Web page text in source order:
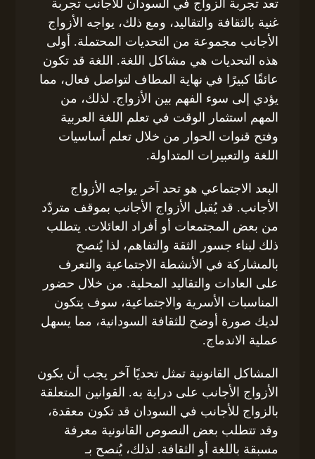
تعد تجربة الزواج في السودان للأجانب تجربة
غنية بالثقافة والتقاليد، ومع ذلك، يواجه الأزواج
الأجانب مجموعة من التحديات المحتملة. أولى
هذه التحديات هي مشاكل اللغة. اللغة قد تكون
عائقًا كبيرًا في نهاية المطاف لتواصل فعال، مما
يؤدي إلى سوء الفهم بين الأزواج. لذلك، من
المهم استثمار الوقت في تعلم اللغة العربية
وفتح قنوات الحوار من خلال تعلم أساسيات
اللغة والتعبيرات المتداولة.
البعد الاجتماعي هو تحد آخر يواجه الأزواج
الأجانب. قد يُقبل الأزواج الأجانب بموقف متردّد
من بعض المجتمعات أو أفراد العائلات. يتطلب
ذلك لبناء جسور الثقة والتفاهم، لذا يُنصح
بالمشاركة في الأنشطة الاجتماعية والتعرف
على العادات والتقاليد المحلية. من خلال حضور
المناسبات الأسرية والاجتماعية، سوف يتكون
لديك صورة أوضح للثقافة السودانية، مما يسهل
عملية الاندماج.
المشاكل القانونية تمثل تحديًا آخر يجب أن يكون
الأزواج الأجانب على دراية به. القوانين المتعلقة
بالزواج للأجانب في السودان قد تكون معقدة،
وقد تتطلب بعض النصوص القانونية معرفة
مسبقة باللغة أو الثقافة. لذلك، يُنصح بـ